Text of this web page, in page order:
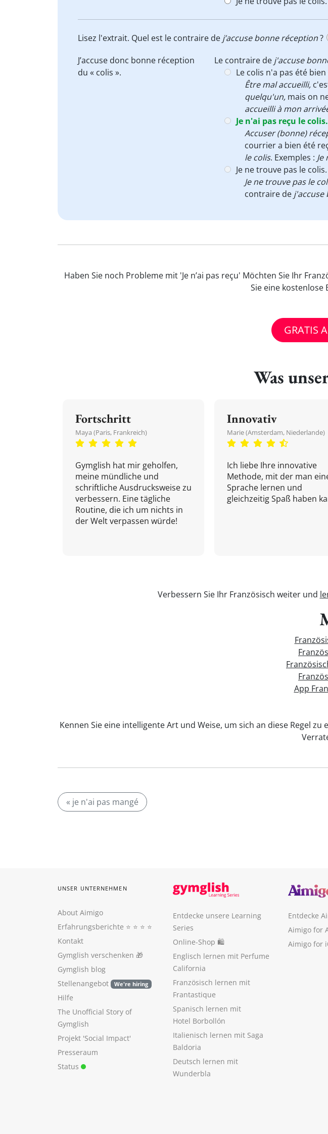
Lisez l'extrait. Quel est le contraire de j’accuse bonne réception?
J’accuse donc bonne réception
du « colis ».
Le contraire de j'accuse
Le colis n'a pas été
Être mal accueilli,
quelqu'un, mais on
accueilli à mon
Je n'ai pas reçu le colis.
Accuser (bonne)
courrier a bien été
le colis. Exemples :
Je ne trouve pas le colis.
Je ne trouve pas le
contraire de j'accuse
Haben Sie noch Probleme mit 'Je n’ai pas reçu' Möchten Sie Ihr
Sie eine kostenlose
GRATIS
Was
Fortschritt
Maya (Paris, Frankreich)
Gymglish hat mir geholfen,
meine mündliche und
schriftliche Ausdrucksweise zu
verbessern. Eine tägliche
Routine, die ich um nichts in
der Welt verpassen würde!
Innovativ
Marie (Amsterdam, Niederlande)
Ich liebe Ihre innovative
Methode, mit der man
Sprache lernen und
gleichzeitig Spaß haben
Verbessern Sie Ihr Französisch weiter und
App
Kennen Sie eine intelligente Art und Weise, um sich an diese Regel
« je n'ai pas mangé
UNSER UNTERNEHMEN
About Aimigo
Erfahrungsberichte ⭐️ ⭐️ ⭐️ ⭐️
Kontakt
Gymglish verschenken 🎁
Gymglish blog
Stellenangebot
We're hiring
Hilfe
The Unofficial Story of
Gymglish
Projekt 'Social Impact'
Presseraum
Status
Entdecke unsere Learning
Series
Online-Shop 🛍
Englisch lernen mit Perfume
California
Französisch lernen mit
Frantastique
Spanisch lernen mit
Hotel Borbollón
Italienisch lernen mit Saga
Baldoria
Deutsch lernen mit
Wunderbla
Entdecke
Aimigo for
Aimigo for